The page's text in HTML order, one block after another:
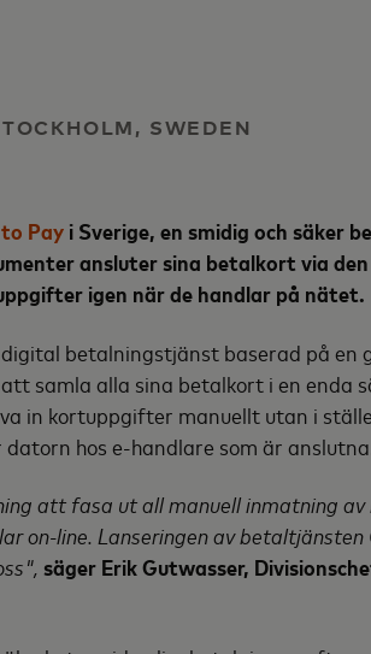
SWEDEN
Pay i Sverige, en smidig och säker
ansluter sina betalkort via
igen när de handlar på nätet.
betalningstjänst baserad på en
samla alla sina betalkort i en enda
in kortuppgifter manuellt utan i
hos e-handlare som är anslutna.
att fasa ut all manuell inmatning
on-line. Lanseringen av
säger Erik Gutwasser,